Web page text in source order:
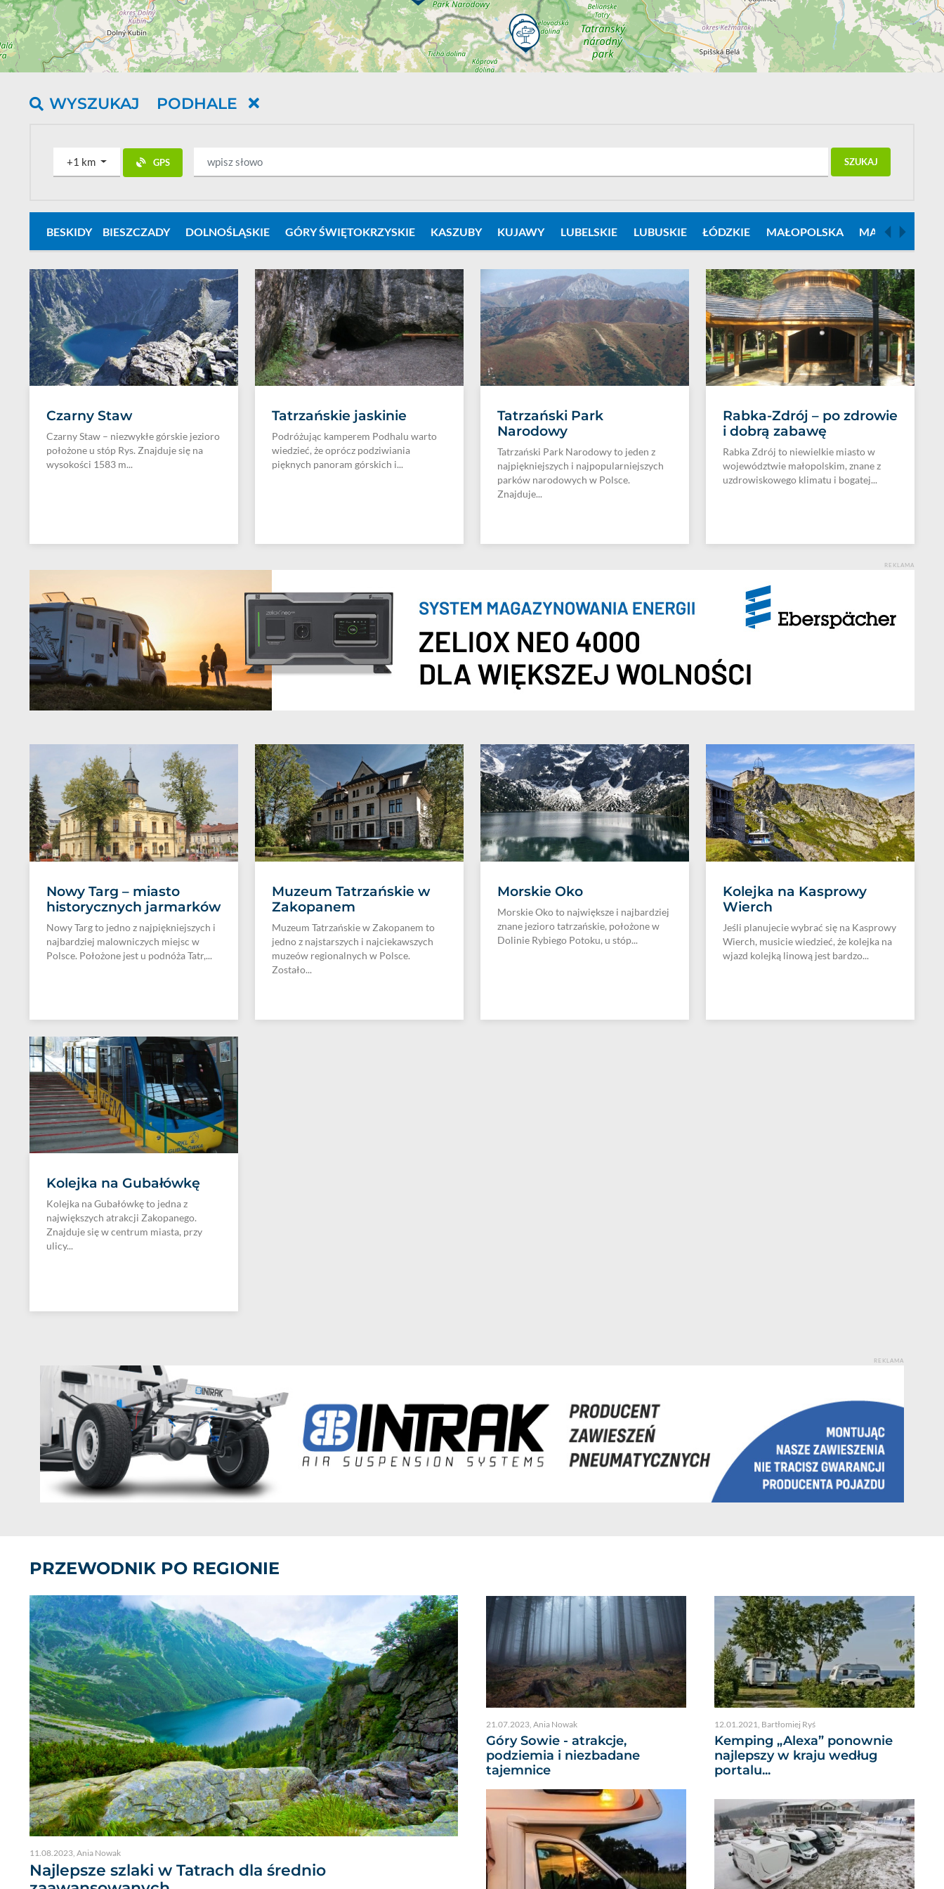
WYSZUKAJ PODHALE
+1 km GPS SZUKAJ
BESKIDY BIESZCZADY DOLNOŚLĄSKIE GÓRY ŚWIĘTOKRZYSKIE KASZUBY KUJAWY LUBELSKIE LUBUSKIE ŁÓDZKIE MAŁOPOLSKA MAZOWSZE
Czarny Staw
Czarny Staw – niezwykłe górskie jezioro
położone u stóp Rys. Znajduje się na
wysokości 1583 m...
Tatrzańskie jaskinie
Podróżując kamperem Podhalu warto
wiedzieć, że oprócz podziwiania
pięknych panoram górskich i...
Tatrzański Park
Narodowy
Tatrzański Park Narodowy to jeden z
najpiękniejszych i najpopularniejszych
parków narodowych w Polsce.
Znajduje...
Rabka-Zdrój – po zdrowie
i dobrą zabawę
Rabka Zdrój to niewielkie miasto w
województwie małopolskim, znane z
uzdrowiskowego klimatu i bogatej...
REKLAMA
Nowy Targ – miasto
historycznych jarmarków
Nowy Targ to jedno z najpiękniejszych i
najbardziej malowniczych miejsc w
Polsce. Położone jest u podnóża Tatr,...
Muzeum Tatrzańskie w
Zakopanem
Muzeum Tatrzańskie w Zakopanem to
jedno z najstarszych i najciekawszych
muzeów regionalnych w Polsce.
Zostało...
Morskie Oko
Morskie Oko to największe i najbardziej
znane jezioro tatrzańskie, położone w
Dolinie Rybiego Potoku, u stóp...
Kolejka na Kasprowy
Wierch
Jeśli planujecie wybrać się na Kasprowy
Wierch, musicie wiedzieć, że kolejka na
wjazd kolejką linową jest bardzo...
Kolejka na Gubałówkę
Kolejka na Gubałówkę to jedna z
największych atrakcji Zakopanego.
Znajduje się w centrum miasta, przy
ulicy...
REKLAMA
PRZEWODNIK PO REGIONIE
11.08.2023, Ania Nowak
Najlepsze szlaki w Tatrach dla średnio
21.07.2023, Ania Nowak
Góry Sowie - atrakcje,
podziemia i niezbadane
tajemnice
12.01.2021, Bartłomiej Ryś
Kemping „Alexa” ponownie
najlepszy w kraju według
portalu...